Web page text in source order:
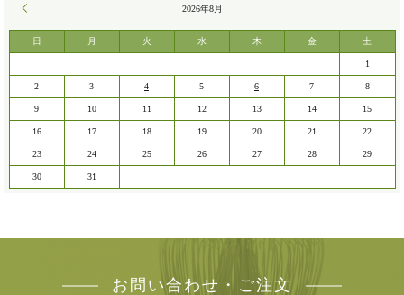
2026年8月
日 月 火 水 木 金 土
1
2 3 4 5 6 7 8
9 10 11 12 13 14 15
16 17 18 19 20 21 22
23 24 25 26 27 28 29
30 31
お問い合わせ・ご注文